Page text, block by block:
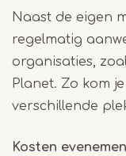
Naast de eigen
regelmatig
organisaties,
Planet. Zo kom
verschillende
Kosten